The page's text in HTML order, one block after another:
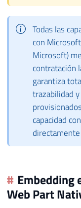
Todas las
con
Microsoft)
contratación
garantiza
trazabilidad
capacidad
Embedding
Web Part